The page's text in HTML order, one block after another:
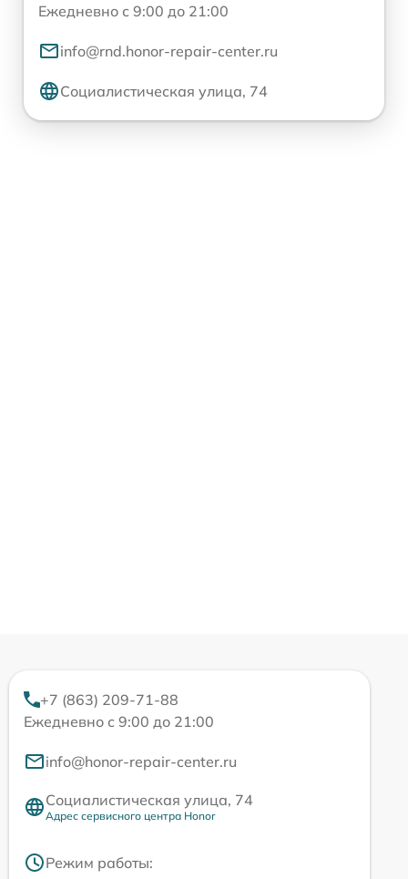
Ежедневно с 9:00 до 21:00
info@rnd.honor-repair-center.ru
Социалистическая улица, 74
+7 (863) 209-71-88
Ежедневно с 9:00 до 21:00
info@honor-repair-center.ru
Социалистическая улица, 74
Адрес сервисного центра Honor
Режим работы: